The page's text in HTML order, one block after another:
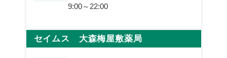
9:00～22:00
セイムス 大森梅屋敷薬局